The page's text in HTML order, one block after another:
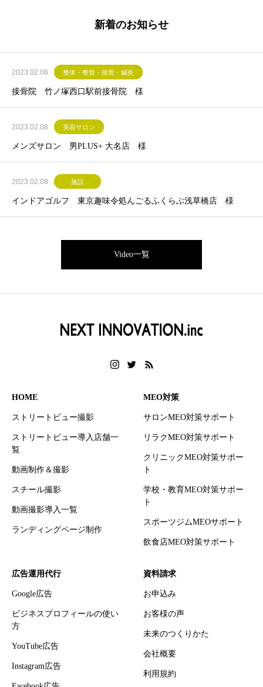
新着のお知らせ
2023.02.08 整体・整骨・接骨・鍼灸
接骨院 竹ノ塚西口駅前接骨院 様
2023.02.08 美容サロン
メンズサロン 男PLUS+ 大名店 様
2023.02.08 施設
インドアゴルフ 東京趣味令処んごるふくらぶ浅草橋店 様
Video一覧
HOME
ストリートビュー撮影
ストリートビュー導入店舗一
覧
動画制作＆撮影
スチール撮影
動画撮影導入一覧
ランディングページ制作
MEO対策
サロンMEO対策サポート
リラクMEO対策サポート
クリニックMEO対策サポー
ト
学校・教育MEO対策サポー
ト
スポーツジムMEOサポート
飲食店MEO対策サポート
広告運用代行
Google広告
ビジネスプロフィールの使い
方
YouTube広告
Instagram広告
資料請求
お申込み
お客様の声
未来のつくりかた
会社概要
利用規約